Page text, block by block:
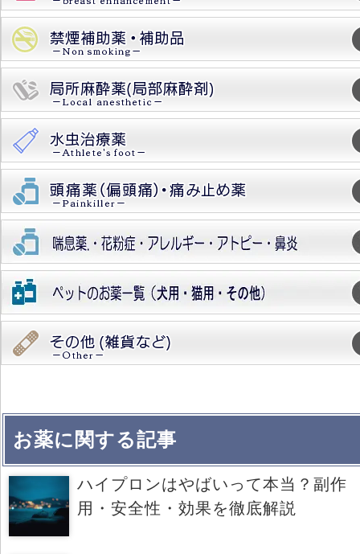
お薬に関する記事
ハイプロンはやばいって本当？副作
用・安全性・効果を徹底解説